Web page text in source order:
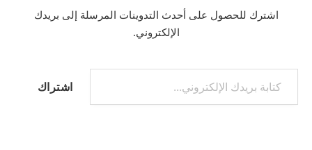
اشترك للحصول على أحدث التدوينات المرسلة إلى بريدك
الإلكتروني.
اشتراك